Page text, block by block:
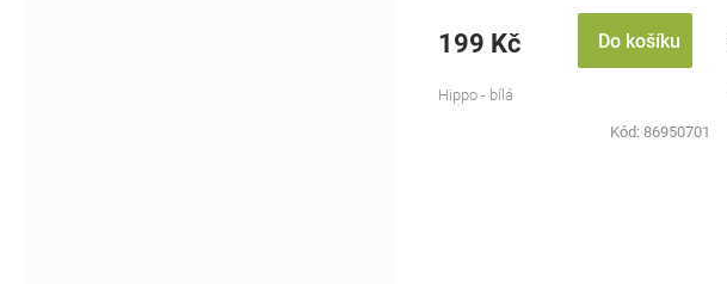
199 Kč Do košíku
Hippo - bílá
Kód: 86950701